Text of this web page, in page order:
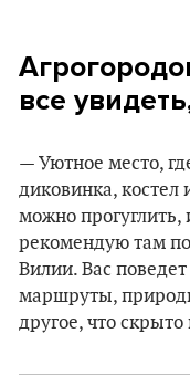
все
— Уютное место,
диковинка, костел
можно
рекомендую там
Вилии. Вас
маршруты,
другое, что скрыто